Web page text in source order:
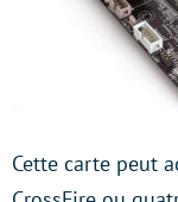
Cette carte peut